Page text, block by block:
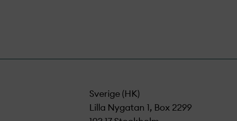
Sverige (HK)
Lilla Nygatan 1, Box 2299